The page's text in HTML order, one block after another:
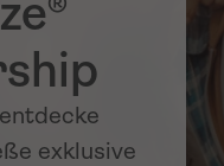
exklusive